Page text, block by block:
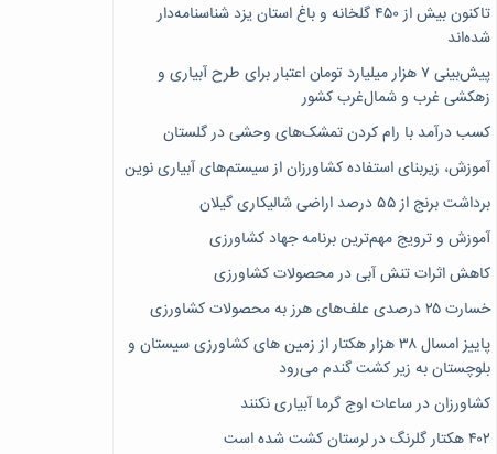
تاکنون بیش از ۴۵۰ گلخانه و باغ استان یزد شناسنامه‌دار
شده‌اند
پیش‌بینی ۷‌ هزار میلیارد تومان اعتبار برای طرح آبیاری و
زهکشی غرب و شمال‌غرب کشور
کسب درآمد با رام کردن تمشک‌های وحشی در گلستان
آموزش، زیربنای استفاده کشاورزان از سیستم‌های آبیاری نوین
برداشت برنج از ۵۵ درصد اراضی شالیکاری گیلان
آموزش و ترویج مهم‌ترین برنامه جهاد کشاورزی
کاهش اثرات تنش آبی در محصولات کشاورزی
خسارت ۲۵ درصدی علف‌های هرز به محصولات کشاورزی
پاییز امسال ۳۸ هزار هکتار از زمین های کشاورزی سیستان و
بلوچستان به زیر کشت گندم می‌رود
کشاورزان در ساعات اوج گرما آبیاری نکنند
۴۰۲ هکتار گلرنگ در لرستان کشت شده است